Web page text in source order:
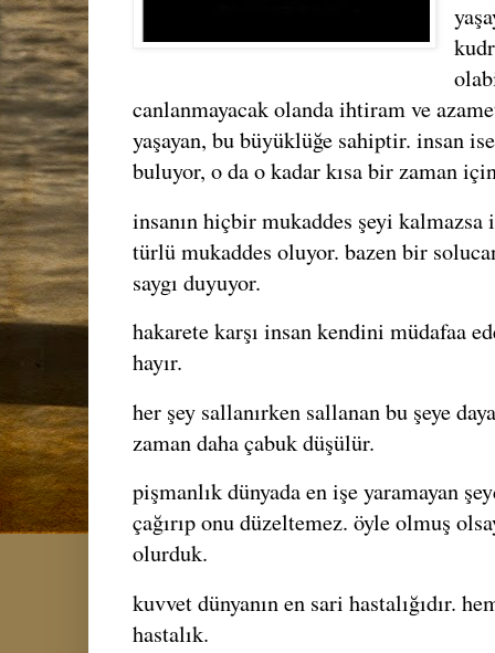
canlanmayacak olanda ihtiram ve
yaşayan, bu büyüklüğe sahiptir. insan
buluyor, o da o kadar kısa bir zaman
insanın hiçbir mukaddes şeyi kalmazsa
türlü mukaddes oluyor. bazen bir
saygı duyuyor.
hakarete karşı insan kendini müdafaa
hayır.
her şey sallanırken sallanan bu şeye
zaman daha çabuk düşülür.
pişmanlık dünyada en işe yaramayan
çağırıp onu düzeltemez. öyle olmuş
olurduk.
kuvvet dünyanın en sari hastalığıdır.
hastalık.